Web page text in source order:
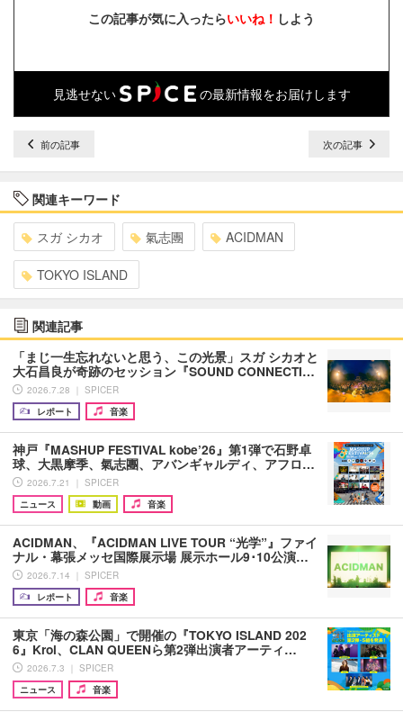
この記事が気に入ったらいいね！ しよう
見逃せない の最新情報をお届けします
前の記事 次の記事
関連キーワード
スガ シカオ 氣志團 ACIDMAN
TOKYO ISLAND
関連記事
「まじ一生忘れないと思う、この光景」スガ シカオと
大石昌良が奇跡のセッション『SOUND CONNECTI…
2026.7.28 ｜ SPICER
レポート
音楽
神戸『MASHUP FESTIVAL kobe’26』第1弾で石野卓
球、大黒摩季、氣志團、アバンギャルディ、アフロ…
2026.7.21 ｜ SPICER
ニュース
動画 音楽
ACIDMAN、『ACIDMAN LIVE TOUR “光学”』ファイ
ナル・幕張メッセ国際展示場 展示ホール9･10公演…
2026.7.14 ｜ SPICER
レポート
音楽
東京「海の森公園」で開催の『TOKYO ISLAND 202
6』Kroi、CLAN QUEENら第2弾出演者アーティ…
2026.7.3 ｜ SPICER
ニュース
音楽